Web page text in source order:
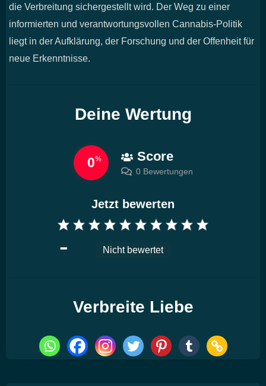
die Verbreitung sichergestellt wird. Der Weg zu einer
informierten und verantwortungsvollen Cannabis-Politik
liegt in der Aufklärung, der Forschung und der Offenheit für
neue Erkenntnisse.
Deine Wertung
0% Score
0 Bewertungen
Jetzt bewerten
Nicht bewertet
Verbreite Liebe